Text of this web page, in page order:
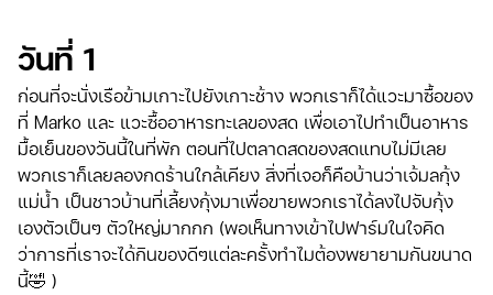
วันที่ 1
ก่อนที่จะนั่งเรือข้ามเกาะไปยังเกาะช้าง พวกเราก็ได้แวะมาซื้อของ
ที่ Marko และ แวะซื้ออาหารทะเลของสด เพื่อเอาไปทำเป็นอาหาร
มื้อเย็นของวันนี้ในที่พัก ตอนที่ไปตลาดสดของสดแทบไม่มีเลย
พวกเราก็เลยลองกดร้านใกล้เคียง สิ่งที่เจอก็คือบ้านว่าเจ้มลกุ้ง
แม่น้ำ เป็นชาวบ้านที่เลี้ยงกุ้งมาเพื่อขายพวกเราได้ลงไปจับกุ้ง
เองตัวเป็นๆ ตัวใหญ่มากกก (พอเห็นทางเข้าไปฟาร์มในใจคิด
ว่าการที่เราจะได้กินของดีๆแต่ละครั้งทำไมต้องพยายามกันขนาด
นี้🤣 )